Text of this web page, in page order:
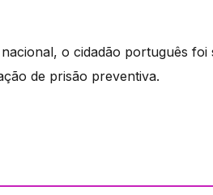
o cidadão português foi
de prisão preventiva.